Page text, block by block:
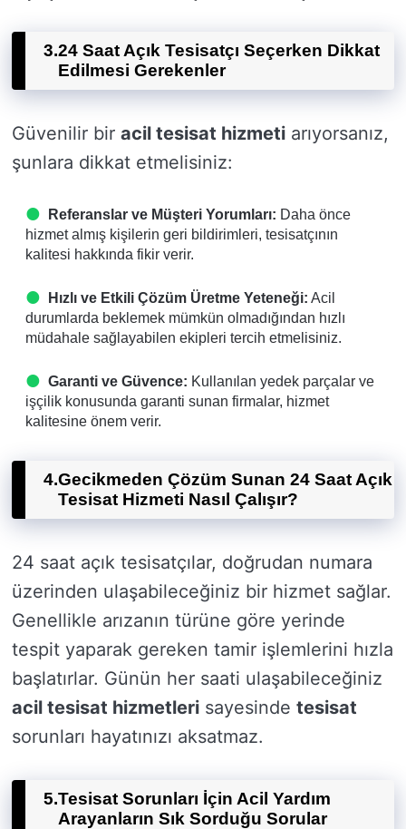
3.24 Saat Açık Tesisatçı Seçerken Dikkat
Edilmesi Gerekenler
Güvenilir bir acil tesisat hizmeti arıyorsanız,
şunlara dikkat etmelisiniz:
Referanslar ve Müşteri Yorumları: Daha önce
hizmet almış kişilerin geri bildirimleri, tesisatçının
kalitesi hakkında fikir verir.
Hızlı ve Etkili Çözüm Üretme Yeteneği: Acil
durumlarda beklemek mümkün olmadığından hızlı
müdahale sağlayabilen ekipleri tercih etmelisiniz.
Garanti ve Güvence: Kullanılan yedek parçalar ve
işçilik konusunda garanti sunan firmalar, hizmet
kalitesine önem verir.
4.Gecikmeden Çözüm Sunan 24 Saat Açık
Tesisat Hizmeti Nasıl Çalışır?
24 saat açık tesisatçılar, doğrudan numara
üzerinden ulaşabileceğiniz bir hizmet sağlar.
Genellikle arızanın türüne göre yerinde
tespit yaparak gereken tamir işlemlerini hızla
başlatırlar. Günün her saati ulaşabileceğiniz
acil tesisat hizmetleri sayesinde tesisat
sorunları hayatınızı aksatmaz.
5.Tesisat Sorunları İçin Acil Yardım
Arayanların Sık Sorduğu Sorular